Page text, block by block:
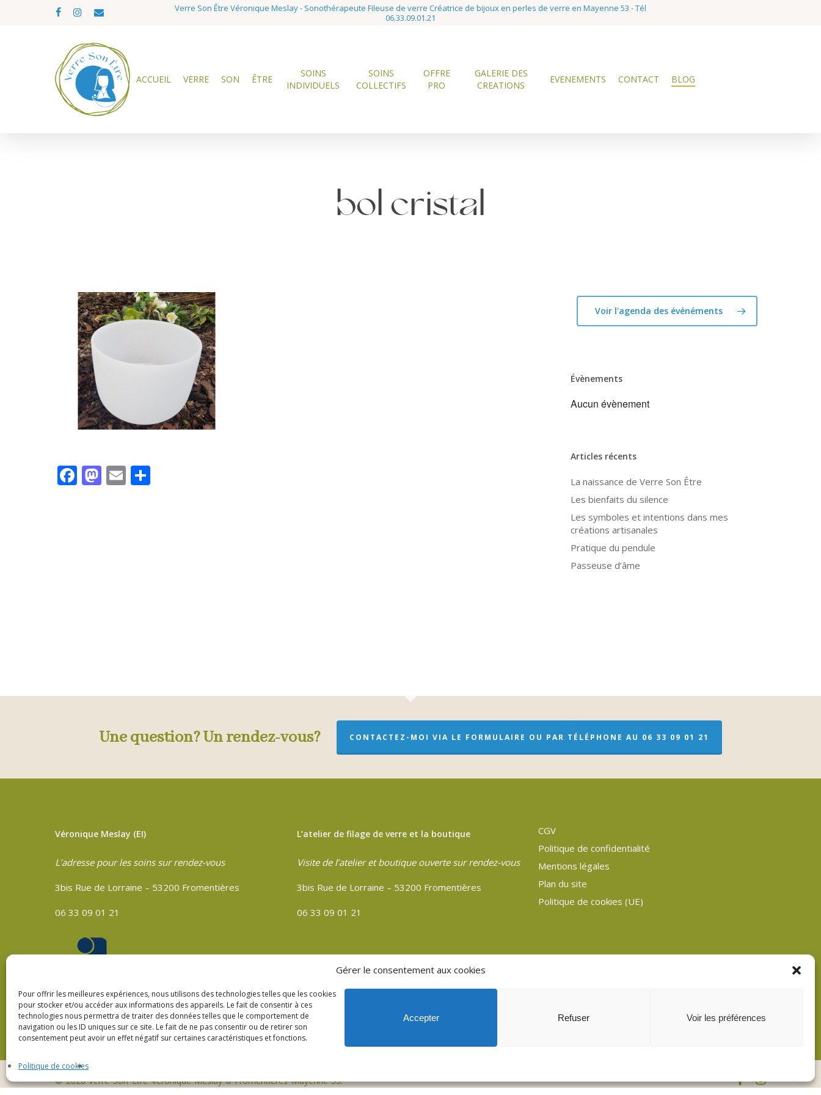
Gérer le consentement aux cookies
Pour offrir les meilleures expériences, nous utilisons des technologies telles que les cookies
pour stocker et/ou accéder aux informations des appareils. Le fait de consentir à ces
technologies nous permettra de traiter des données telles que le comportement de
navigation ou les ID uniques sur ce site. Le fait de ne pas consentir ou de retirer son
consentement peut avoir un effet négatif sur certaines caractéristiques et fonctions.
Accepter Refuser Voir les préférences
Politique de cookies
facebookinstagram
email
Verre Son Être Véronique Meslay - Sonothérapeute Fileuse de verre Créatrice de bijoux en perles de verre en Mayenne 53 - Tél
06.33.09.01.21
ACCUEIL VERRE SON ÊTRE
SOINS
INDIVIDUELS
SOINS
COLLECTIFS
OFFRE
PRO
GALERIE DES
CREATIONS
EVENEMENTS CONTACT BLOG
bol cristal
Facebook
Mastodon
Email
Voir l'agenda des événéments
Évènements
Aucun évènement
Articles récents
La naissance de Verre Son Être
Les bienfaits du silence
Les symboles et intentions dans mes
créations artisanales
Pratique du pendule
Passeuse d’âme
Une question? Un rendez-vous? CONTACTEZ-MOI VIA LE FORMULAIRE OU PAR TÉLÉPHONE AU 06 33 09 01 21
Véronique Meslay (EI)
L’adresse pour les soins sur rendez-vous
3bis Rue de Lorraine – 53200 Fromentières
06 33 09 01 21
L’atelier de filage de verre et la boutique
Visite de l’atelier et boutique ouverte sur rendez-vous
3bis Rue de Lorraine – 53200 Fromentières
06 33 09 01 21
CGV
Politique de confidentialité
Mentions légales
Plan du site
Politique de cookies (UE)
© 2026 Verre Son Être Véronique Meslay à Fromentières Mayenne 53.